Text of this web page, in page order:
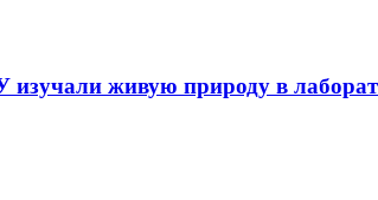
живую природу в